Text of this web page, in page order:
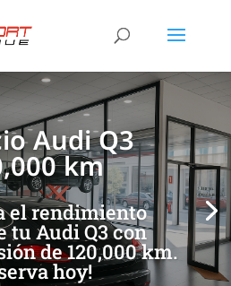
Audi Q3
km
el rendimiento
tu Audi Q3 con
de 120,000 km.
hoy!